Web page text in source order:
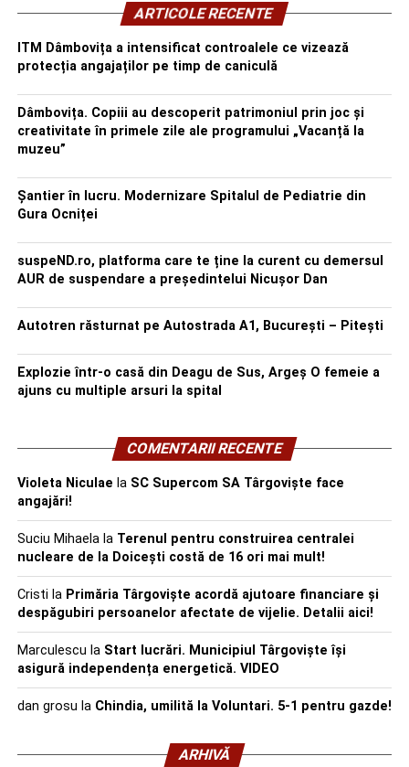
ARTICOLE RECENTE
ITM Dâmbovița a intensificat controalele ce vizează
protecția angajaților pe timp de caniculă
Dâmbovița. Copiii au descoperit patrimoniul prin joc și
creativitate în primele zile ale programului „Vacanță la
muzeu”
Șantier în lucru. Modernizare Spitalul de Pediatrie din
Gura Ocniței
suspeND.ro, platforma care te ține la curent cu demersul
AUR de suspendare a președintelui Nicușor Dan
Autotren răsturnat pe Autostrada A1, București – Pitești
Explozie într-o casă din Deagu de Sus, Argeș O femeie a
ajuns cu multiple arsuri la spital
COMENTARII RECENTE
Violeta Niculae la SC Supercom SA Târgoviște face
angajări!
Suciu Mihaelala Terenul pentru construirea centralei
nucleare de la Doicești costă de 16 ori mai mult!
Cristi la Primăria Târgoviște acordă ajutoare financiare și
despăgubiri persoanelor afectate de vijelie. Detalii aici!
Marculescu la Start lucrări. Municipiul Târgoviște își
asigură independența energetică. VIDEO
dan grosu la Chindia, umilită la Voluntari. 5-1 pentru gazde!
ARHIVĂ